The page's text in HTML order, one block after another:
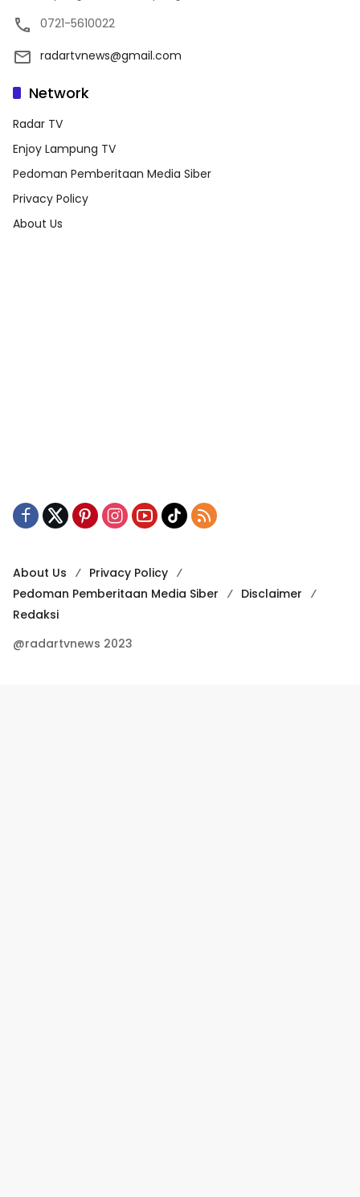
0721-5610022
radartvnews@gmail.com
Network
Radar TV
Enjoy Lampung TV
Pedoman Pemberitaan Media Siber
Privacy Policy
About Us
About Us
Privacy Policy
Pedoman Pemberitaan Media Siber
Disclaimer
Redaksi
@radartvnews 2023